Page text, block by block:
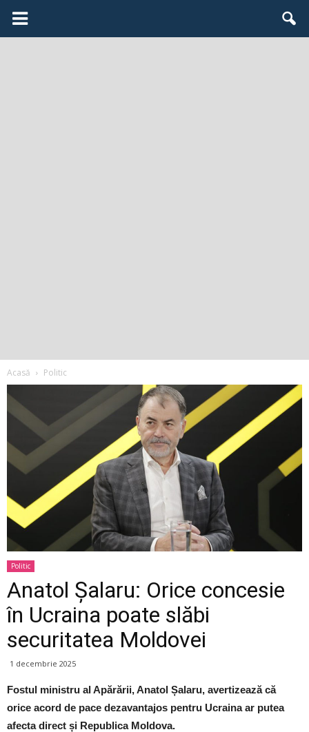
Acasă Politic
Politic
Anatol Șalaru: Orice concesie
în Ucraina poate slăbi
securitatea Moldovei
1 decembrie 2025
Fostul ministru al Apărării, Anatol Șalaru, avertizează că
orice acord de pace dezavantajos pentru Ucraina ar putea
afecta direct și Republica Moldova.